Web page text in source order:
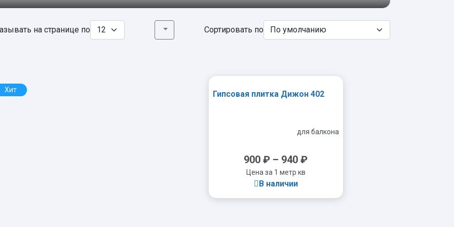
на странице по Сортировать по
Хит Гипсовая плитка Дижон 402
для балкона
900 ₽ – 940 ₽
Цена за 1 метр кв
В наличии